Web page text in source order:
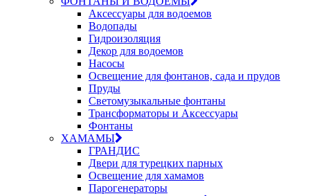
Аксессуары для водоемов
Водопады
Гидроизоляция
Декор для водоемов
Насосы
Освещение для фонтанов, сада и прудов
Пруды
Светомузыкальные фонтаны
Трансформаторы и Аксессуары
Фонтаны
ХАМАМЫ
ГРАНДИС
Двери для турецких парных
Освещение для хамамов
Парогенераторы